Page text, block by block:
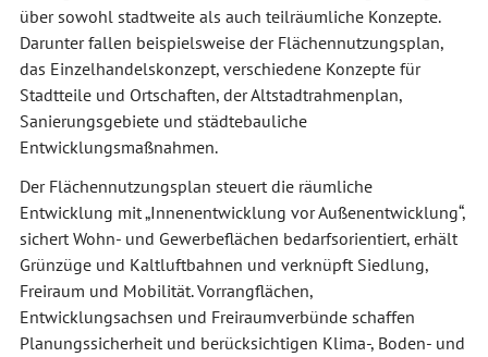
über sowohl stadtweite als auch teilräumliche Konzepte.
Darunter fallen beispielsweise der Flächennutzungsplan,
das Einzelhandelskonzept, verschiedene Konzepte für
Stadtteile und Ortschaften, der Altstadtrahmenplan,
Sanierungsgebiete und städtebauliche
Entwicklungsmaßnahmen.
Der Flächennutzungsplan steuert die räumliche
Entwicklung mit „Innenentwicklung vor Außenentwicklung“,
sichert Wohn- und Gewerbeflächen bedarfsorientiert, erhält
Grünzüge und Kaltluftbahnen und verknüpft Siedlung,
Freiraum und Mobilität. Vorrangflächen,
Entwicklungsachsen und Freiraumverbünde schaffen
Planungssicherheit und berücksichtigen Klima-, Boden- und